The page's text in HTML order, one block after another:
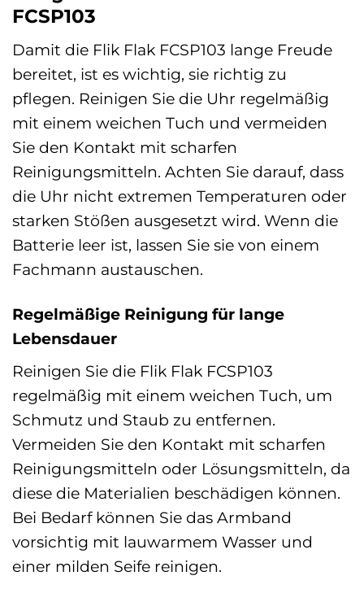
FCSP103
Damit die Flik Flak FCSP103 lange Freude
bereitet, ist es wichtig, sie richtig zu
pflegen. Reinigen Sie die Uhr regelmäßig
mit einem weichen Tuch und vermeiden
Sie den Kontakt mit scharfen
Reinigungsmitteln. Achten Sie darauf, dass
die Uhr nicht extremen Temperaturen oder
starken Stößen ausgesetzt wird. Wenn die
Batterie leer ist, lassen Sie sie von einem
Fachmann austauschen.
Regelmäßige Reinigung für lange
Lebensdauer
Reinigen Sie die Flik Flak FCSP103
regelmäßig mit einem weichen Tuch, um
Schmutz und Staub zu entfernen.
Vermeiden Sie den Kontakt mit scharfen
Reinigungsmitteln oder Lösungsmitteln, da
diese die Materialien beschädigen können.
Bei Bedarf können Sie das Armband
vorsichtig mit lauwarmem Wasser und
einer milden Seife reinigen.